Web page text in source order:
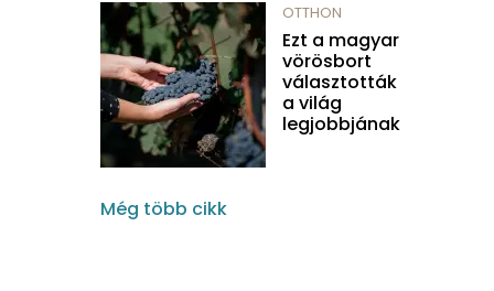
OTTHON
Ezt a magyar
vörösbort
választották
a világ
legjobbjának
Még több cikk